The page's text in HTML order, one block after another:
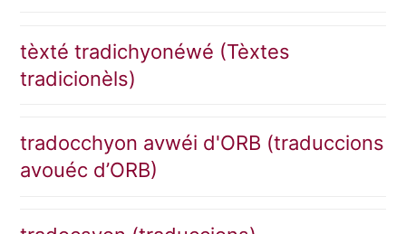
tèxté tradichyonéwé (Tèxtes
tradicionèls)
tradocchyon avwéi d'ORB (traduccions
avouéc d’ORB)